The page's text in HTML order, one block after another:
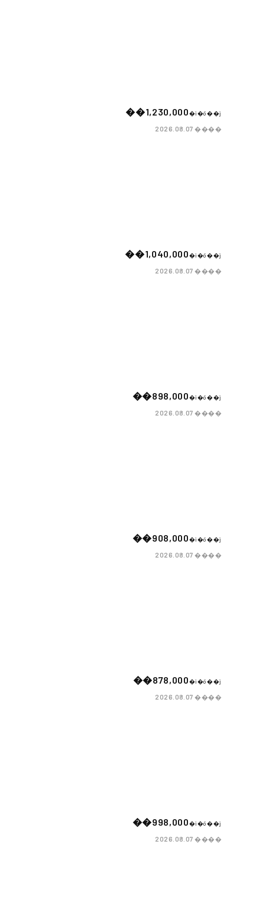
��1,230,000�i�ō��j
2026.08.07����
��1,040,000�i�ō��j
2026.08.07����
��898,000�i�ō��j
2026.08.07����
��908,000�i�ō��j
2026.08.07����
��878,000�i�ō��j
2026.08.07����
��998,000�i�ō��j
2026.08.07����